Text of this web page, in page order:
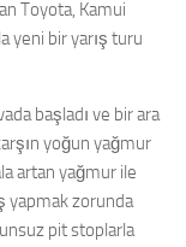
Toyota, Kamui
yeni bir yarış turu
başladı ve bir ara
yoğun yağmur
artan yağmur ile
yapmak zorunda
pit stoplarla